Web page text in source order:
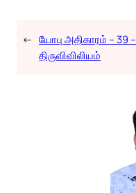
← யோபு அதிகாரம் – 39 –
திருவிவிலியம்